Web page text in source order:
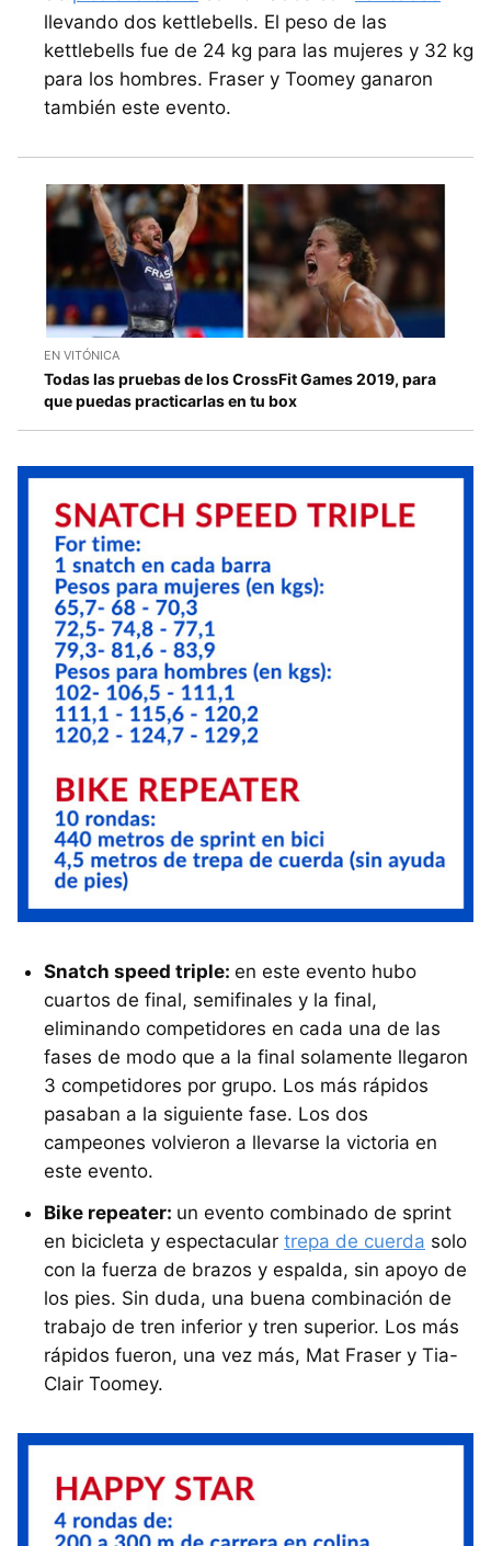
llevando dos kettlebells. El peso de las
kettlebells fue de 24 kg para las mujeres y 32 kg
para los hombres. Fraser y Toomey ganaron
también este evento.
EN VITÓNICA
Todas las pruebas de los CrossFit Games 2019, para
que puedas practicarlas en tu box
Snatch speed triple: en este evento hubo
cuartos de final, semifinales y la final,
eliminando competidores en cada una de las
fases de modo que a la final solamente llegaron
3 competidores por grupo. Los más rápidos
pasaban a la siguiente fase. Los dos
campeones volvieron a llevarse la victoria en
este evento.
Bike repeater: un evento combinado de sprint
en bicicleta y espectacular trepa de cuerda solo
con la fuerza de brazos y espalda, sin apoyo de
los pies. Sin duda, una buena combinación de
trabajo de tren inferior y tren superior. Los más
rápidos fueron, una vez más, Mat Fraser y Tia-
Clair Toomey.